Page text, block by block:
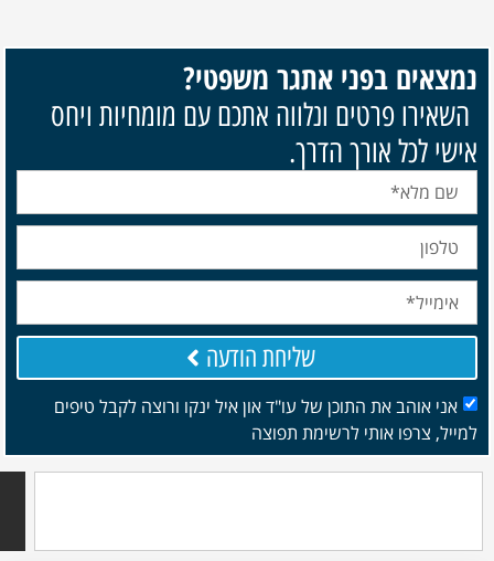
בפני אתגר משפטי?
פרטים ונלווה אתכם עם מומחיות ויחס
אורך הדרך.
את התוכן של עו"ד און איל ינקו ורוצה לקבל טיפים
אותי לרשימת תפוצה
שליחת הודעה